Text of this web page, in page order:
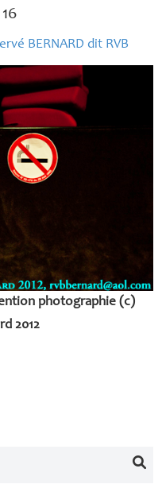
BERNARD dit RVB
photographie (c)
2012